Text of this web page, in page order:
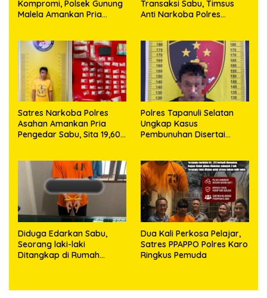
Kompromi, Polsek Gunung
Malela Amankan Pria
Transaksi Sabu, Timsus
Anti Narkoba Polres
63,67 Gram Sabu
Satres Narkoba Polres
Asahan Amankan Pria
Pengedar Sabu, Sita 19,60
Polres Tapanuli Selatan
Ungkap Kasus
Pembunuhan Disertai
Ditangkap
Diduga Edarkan Sabu,
Seorang laki-laki
Ditangkap di Rumah
Dua Kali Perkosa Pelajar,
Satres PPAPPO Polres Karo
Ringkus Pemuda